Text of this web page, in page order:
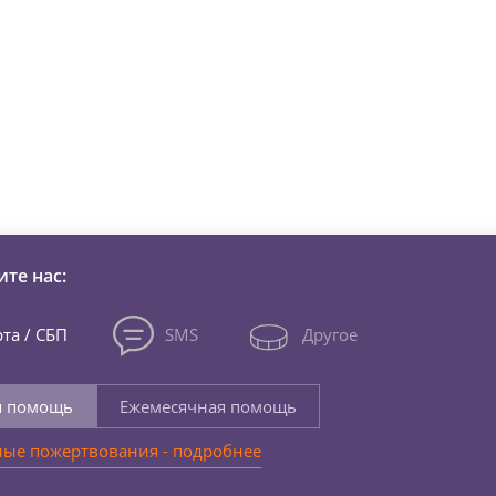
нас:
/ СБП SMS Другое
помощь
Ежемесячная помощь
пожертвования - подробнее